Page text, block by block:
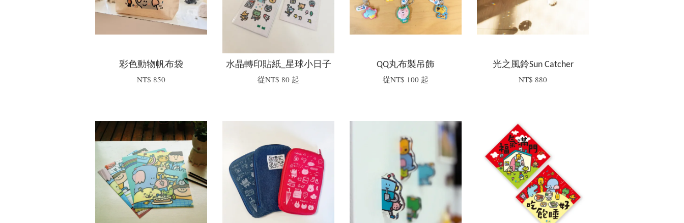
彩色動物帆布袋
NT$ 850
水晶轉印貼紙_星球小日子
從NT$ 80 起
QQ丸布製吊飾
從NT$ 100 起
光之風鈴Sun Catcher
NT$ 880